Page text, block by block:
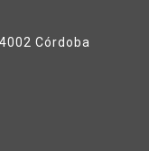
Córdoba